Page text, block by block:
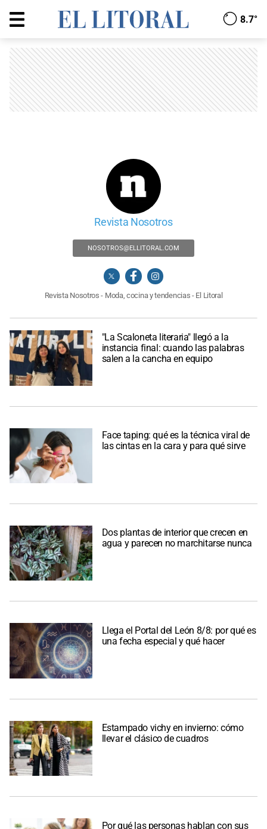
8.7°
Revista Nosotros
NOSOTROS@ELLITORAL.COM
Revista Nosotros - Moda, cocina y tendencias - El Litoral
"La Scaloneta literaria" llegó a la
instancia final: cuando las palabras
salen a la cancha en equipo
Face taping: qué es la técnica viral de
las cintas en la cara y para qué sirve
Dos plantas de interior que crecen en
agua y parecen no marchitarse nunca
Llega el Portal del León 8/8: por qué es
una fecha especial y qué hacer
Estampado vichy en invierno: cómo
llevar el clásico de cuadros
Por qué las personas hablan con sus